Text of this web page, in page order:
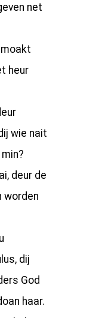
net
heur
wie nait
deur de
worden
dij
God
haar.